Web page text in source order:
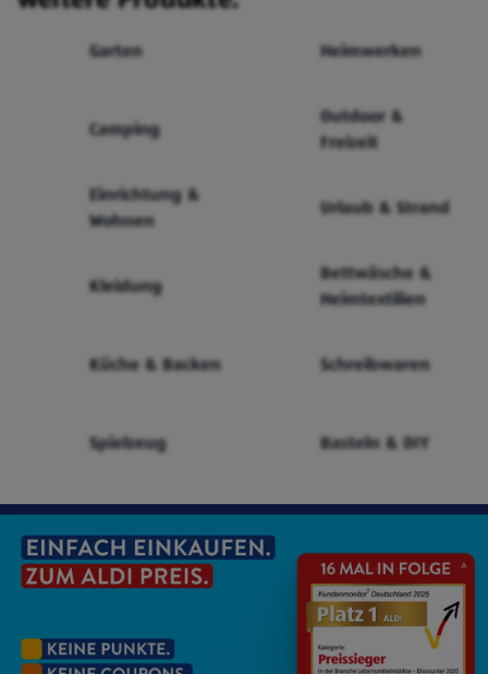
Garten Heimwerken
Camping
Outdoor &
Freizeit
Einrichtung &
Wohnen
Urlaub & Strand
Kleidung
Bettwäsche &
Heimtextilien
Küche & Backen Schreibwaren
Spielzeug Basteln & DIY